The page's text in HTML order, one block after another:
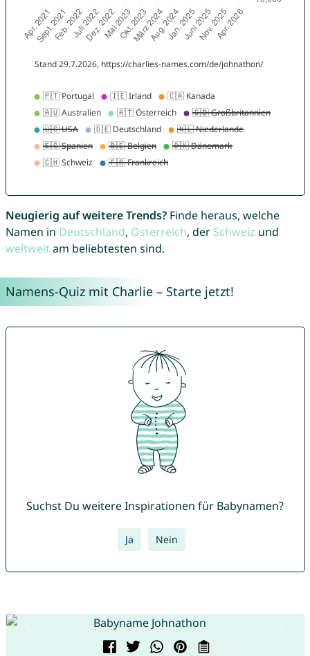
Neugierig auf weitere Trends?Finde heraus, welche
Namen in Deutschland, Österreich, der Schweiz und
weltweitam beliebtesten sind.
Namens-Quiz mit Charlie – Starte jetzt!
Suchst Du weitere Inspirationen für Babynamen?
Ja Nein